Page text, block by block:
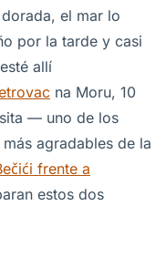
el mar lo
por la tarde y casi
allí
na Moru, 10
— uno de los
agradables de la
frente a
estos dos